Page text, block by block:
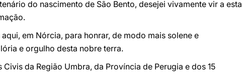
do nascimento de São Bento, desejei vivamente vir a esta
em Nórcia, para honrar, de modo mais solene e
e orgulho desta nobre terra.
da Região Umbra, da Província de Perugia e dos 15